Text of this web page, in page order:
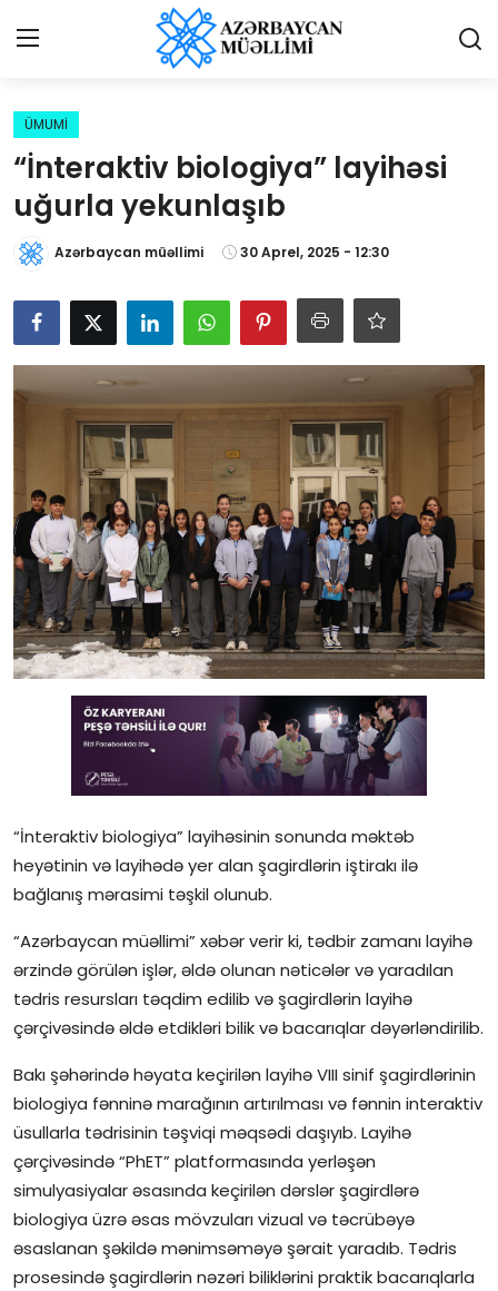
Qəzetə elan ver
Əlaqə
Reklam və elan
Biz kimik?
Bütün xəbərlər
Gündəlik
Rəsmi
Təhsil
Müsahibə
Elm və innovasiya
Pedaqogika
Qəzetin PDF arxivi
İctimai şura
Dünya
ÜMUMİ
“İnteraktiv biologiya” layihəsi
uğurla yekunlaşıb
Azərbaycan müəllimi 30 Aprel, 2025 - 12:30
“İnteraktiv biologiya” layihəsinin sonunda məktəb
heyətinin və layihədə yer alan şagirdlərin iştirakı ilə
bağlanış mərasimi təşkil olunub.
“Azərbaycan müəllimi” xəbər verir ki, tədbir zamanı layihə
ərzində görülən işlər, əldə olunan nəticələr və yaradılan
tədris resursları təqdim edilib və şagirdlərin layihə
çərçivəsində əldə etdikləri bilik və bacarıqlar dəyərləndirilib.
Bakı şəhərində həyata keçirilən layihə VIII sinif şagirdlərinin
biologiya fənninə marağının artırılması və fənnin interaktiv
üsullarla tədrisinin təşviqi məqsədi daşıyıb. Layihə
çərçivəsində “PhET” platformasında yerləşən
simulyasiyalar əsasında keçirilən dərslər şagirdlərə
biologiya üzrə əsas mövzuları vizual və təcrübəyə
əsaslanan şəkildə mənimsəməyə şərait yaradıb. Tədris
prosesində şagirdlərin nəzəri biliklərini praktik bacarıqlarla